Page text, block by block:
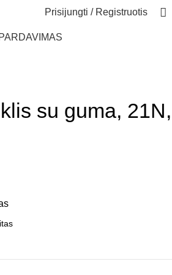
Prisijungti / Registruotis
su guma, 21N,